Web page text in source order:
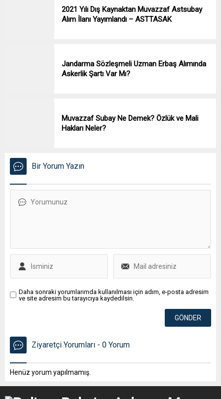
2021 Yılı Dış Kaynaktan Muvazzaf Astsubay
Alım İlanı Yayımlandı – ASTTASAK
Jandarma Sözleşmeli Uzman Erbaş Alımında
Askerlik Şartı Var Mı?
Muvazzaf Subay Ne Demek? Özlük ve Mali
Hakları Neler?
Bir Yorum Yazın
Daha sonraki yorumlarımda kullanılması için adım, e-posta adresim
ve site adresim bu tarayıcıya kaydedilsin.
Ziyaretçi Yorumları - 0 Yorum
Henüz yorum yapılmamış.